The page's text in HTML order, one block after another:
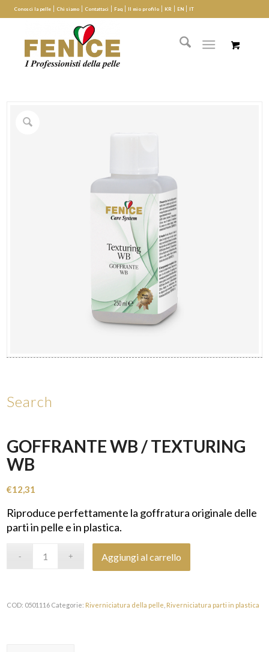
Conosci la pelle Chi siamo Contattaci Faq Il mio profilo KR EN IT
Search
GOFFRANTE WB / TEXTURING
WB
€12,31
Riproduce perfettamente la goffratura originale delle
parti in pelle e in plastica.
Aggiungi al carrello
COD: 0501116 Categorie: Riverniciatura della pelle Riverniciatura parti in plastica